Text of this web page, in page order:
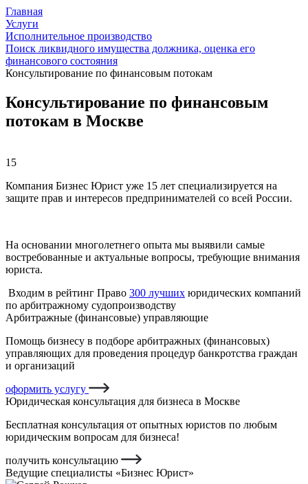
Главная
Услуги
Исполнительное производство
Поиск ликвидного имущества должника, оценка его
финансового состояния
Консультирование по финансовым потокам
Консультирование по финансовым
потокам в Москве
15
Компания Бизнес Юрист уже 15 лет специализируется на
защите прав и интересов предпринимателей со всей России.
На основании многолетнего опыта мы выявили самые
востребованные и актуальные вопросы, требующие внимания
юриста.
Входим в рейтинг Право 300 лучших юридических компаний
по арбитражному судопроизводству
Арбитражные (финансовые) управляющие
Помощь бизнесу в подборе арбитражных (финансовых)
управляющих для проведения процедур банкротства граждан
и организаций
оформить услугу
Юридическая консультация для бизнеса в Москве
Бесплатная консультация от опытных юристов по любым
юридическим вопросам для бизнеса!
получить консультацию
Ведущие специалисты «Бизнес Юрист»